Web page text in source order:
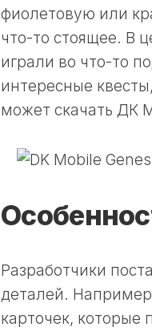
фиолетовую или
что-то стоящее. В
играли во что-то
интересные
может скачать ДК
Разработчики
деталей.
карточек, которые